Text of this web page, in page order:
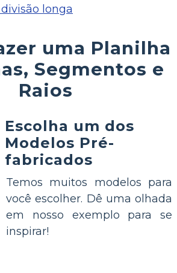
longa
uma Planilha
Segmentos e
Raios
Escolha um dos
Modelos Pré-
fabricados
Temos muitos modelos para
você escolher. Dê uma olhada
em nosso exemplo para se
inspirar!